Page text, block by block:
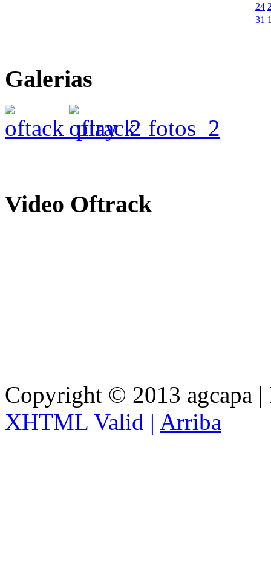
24
31
Galerias
Video Oftrack
Copyright © 2013 agcapa
XHTML Valid | Arriba